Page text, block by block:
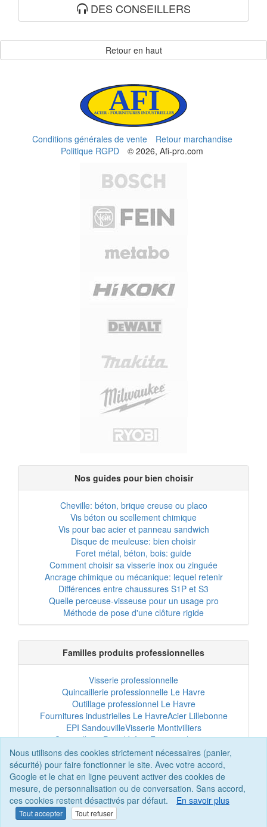
Nous utilisons des cookies strictement nécessaires (panier,
sécurité) pour faire fonctionner le site. Avec votre accord,
Google et le chat en ligne peuvent activer des cookies de
mesure, de personnalisation ou de conversation. Sans accord,
ces cookies restent désactivés par défaut.
En savoir plus
Tout accepter Tout refuser
DES CONSEILLERS
Retour en haut
Conditions générales de vente
Retour marchandise
Politique RGPD
© 2026, Afi-pro.com
Nos guides pour bien choisir
Cheville: béton, brique creuse ou placo
Vis béton ou scellement chimique
Vis pour bac acier et panneau sandwich
Disque de meuleuse: bien choisir
Foret métal, béton, bois: guide
Comment choisir sa visserie inox ou zinguée
Ancrage chimique ou mécanique: lequel retenir
Différences entre chaussures S1P et S3
Quelle perceuse-visseuse pour un usage pro
Méthode de pose d'une clôture rigide
Familles produits professionnelles
Visserie professionnelle
Quincaillerie professionnelle Le Havre
Outillage professionnel Le Havre
Fournitures industrielles Le HavreAcier Lillebonne
EPI SandouvilleVisserie Montivilliers
Quincaillerie Port-JérômeFixation chantier
EPI professionnelOutillage maintenance
Acier professionnelTôles et bardage
Scellement chimiqueClôtures Le Havre